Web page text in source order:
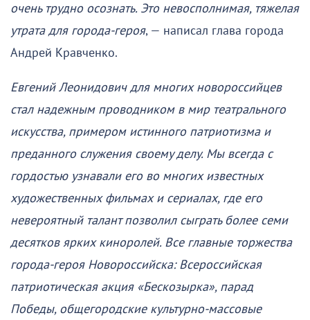
очень трудно осознать. Это невосполнимая, тяжелая
утрата для города-героя, — написал глава города
Андрей Кравченко.
Евгений Леонидович для многих новороссийцев
стал надежным проводником в мир театрального
искусства, примером истинного патриотизма и
преданного служения своему делу. Мы всегда с
гордостью узнавали его во многих известных
художественных фильмах и сериалах, где его
невероятный талант позволил сыграть более семи
десятков ярких киноролей. Все главные торжества
города-героя Новороссийска: Всероссийская
патриотическая акция «Бескозырка», парад
Победы, общегородские культурно-массовые